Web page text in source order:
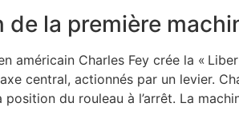
de la première
américain Charles Fey crée la «
central, actionnés par un levier.
du rouleau à l’arrêt. La